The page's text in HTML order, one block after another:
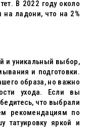
В 2022 году около
на ладони, что на 2%
и уникальный выбор,
и подготовки.
образа, но важно
ухода. Если вы
что выбрали
рекомендациям по
татуировку яркой и